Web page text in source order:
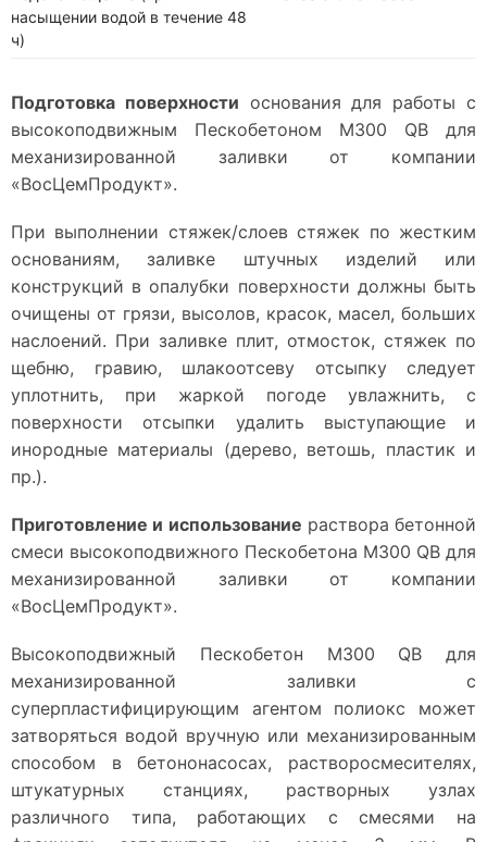
насыщении водой в течение 48
ч)
Подготовка поверхности основания для работы с
высокоподвижным Пескобетоном М300 QB для
механизированной заливки от компании
«ВосЦемПродукт».
При выполнении стяжек/слоев стяжек по жестким
основаниям, заливке штучных изделий или
конструкций в опалубки поверхности должны быть
очищены от грязи, высолов, красок, масел, больших
наслоений. При заливке плит, отмосток, стяжек по
щебню, гравию, шлакоотсеву отсыпку следует
уплотнить, при жаркой погоде увлажнить, с
поверхности отсыпки удалить выступающие и
инородные материалы (дерево, ветошь, пластик и
пр.).
Приготовление и использование раствора бетонной
смеси высокоподвижного Пескобетона М300 QB для
механизированной заливки от компании
«ВосЦемПродукт».
Высокоподвижный Пескобетон М300 QB для
механизированной заливки с
суперпластифицирующим агентом полиокс может
затворяться водой вручную или механизированным
способом в бетононасосах, растворосмесителях,
штукатурных станциях, растворных узлах
различного типа, работающих с смесями на